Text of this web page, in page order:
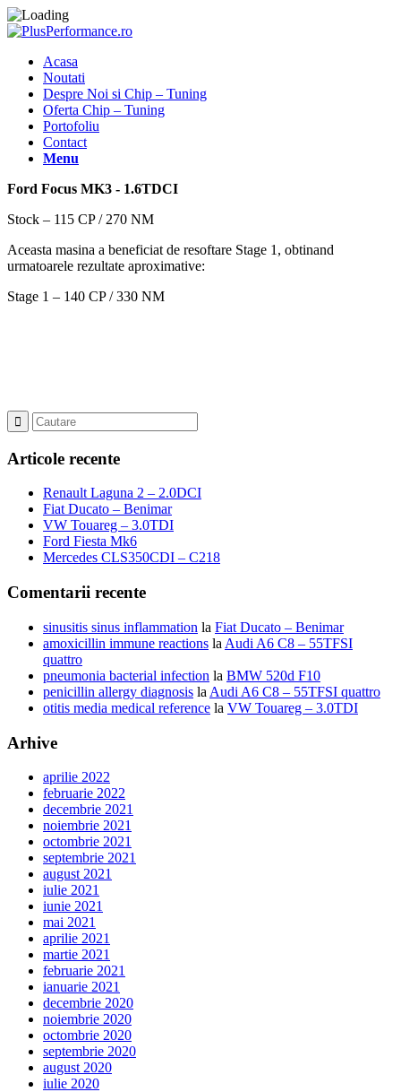
Acasa
Noutati
Despre Noi si Chip – Tuning
Oferta Chip – Tuning
Portofoliu
Contact
Menu
Ford Focus MK3 - 1.6TDCI
Stock – 115 CP / 270 NM
Aceasta masina a beneficiat de resoftare Stage 1, obtinand
urmatoarele rezultate aproximative:
Stage 1 – 140 CP / 330 NM
Articole recente
Renault Laguna 2 – 2.0DCI
Fiat Ducato – Benimar
VW Touareg – 3.0TDI
Ford Fiesta Mk6
Mercedes CLS350CDI – C218
Comentarii recente
sinusitis sinus inflammation la Fiat Ducato – Benimar
amoxicillin immune reactions la Audi A6 C8 – 55TFSI
quattro
pneumonia bacterial infection la BMW 520d F10
penicillin allergy diagnosis la Audi A6 C8 – 55TFSI quattro
otitis media medical reference la VW Touareg – 3.0TDI
Arhive
aprilie 2022
februarie 2022
decembrie 2021
noiembrie 2021
octombrie 2021
septembrie 2021
august 2021
iulie 2021
iunie 2021
mai 2021
aprilie 2021
martie 2021
februarie 2021
ianuarie 2021
decembrie 2020
noiembrie 2020
octombrie 2020
septembrie 2020
august 2020
iulie 2020